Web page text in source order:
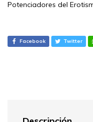
Potenciadores del
Facebook Twitter